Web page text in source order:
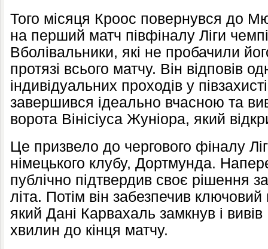
Того місяця Кроос повернувся до
на перший матч півфіналу Ліги
Вболівальники, які не пробачили
протязі всього матчу. Він відповів
індивідуальних проходів у
завершився ідеально вчасною та
ворота Вінісіуса Жуніора, який
Це призвело до чергового фіналу
німецького клубу, Дортмунда.
публічно підтвердив своє рішення
літа. Потім він забезпечив
який Дані Карвахаль замкнув і
хвилин до кінця матчу.